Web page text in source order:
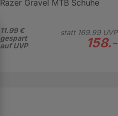
Razer Gravel MTB Schuhe
11.99 €
gespart
auf UVP
statt 169.99UVP
158.-